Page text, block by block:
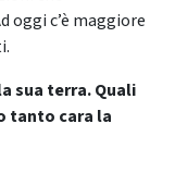
c’è maggiore
sua terra. Quali
tanto cara la